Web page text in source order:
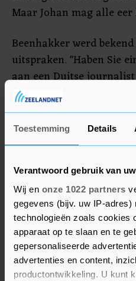
Toestemming Details
Verantwoord gebruik van
Wij en onze 1022 partners
gegevens (bijv. uw IP-adres)
technologieën zoals cookies
apparaat op te slaan en te
gepersonaliseerde
advertenties en content,
productontwikkeling. U kunt
Maar Johan mag alle eer
Beenhakker werd
uitspraken. "Haben Sie
aan een Duitse
van VfB Stuttgart tegen
wat er mis was met het
bedacht Beenhakker de
voor de Nederlandse
gemakzuchtig waren.